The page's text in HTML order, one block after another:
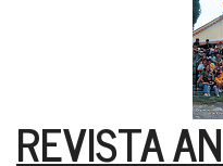
REVISTA